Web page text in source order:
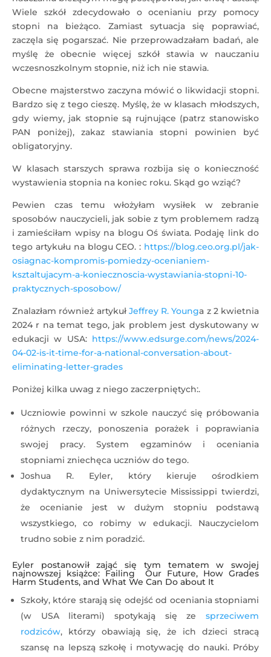
Wiele szkół zdecydowało o ocenianiu przy pomocy
stopni na bieżąco. Zamiast sytuacja się poprawiać,
zaczęla się pogarszać. Nie przeprowadzałam badań, ale
myślę że obecnie więcej szkół stawia w nauczaniu
wczesnoszkolnym stopnie, niż ich nie stawia.
Obecne majsterstwo zaczyna mówić o likwidacji stopni.
Bardzo się z tego cieszę. Myślę, że w klasach młodszych,
gdy wiemy, jak stopnie są rujnujące (patrz stanowisko
PAN poniżej), zakaz stawiania stopni powinien być
obligatoryjny.
W klasach starszych sprawa rozbija się o konieczność
wystawienia stopnia na koniec roku. Skąd go wziąć?
Pewien czas temu włożyłam wysiłek w zebranie
sposobów nauczycieli, jak sobie z tym problemem radzą
i zamieściłam wpisy na blogu Oś świata. Podaję link do
tego artykułu na blogu CEO. : https://blog.ceo.org.pl/jak-
osiagnac-kompromis-pomiedzy-ocenianiem-
ksztaltujacym-a-koniecznoscia-wystawiania-stopni-10-
praktycznych-sposobow/
Znalazłam również artykuł Jeffrey R. Younga z 2 kwietnia
2024 r na temat tego, jak problem jest dyskutowany w
edukacji w USA: https://www.edsurge.com/news/2024-
04-02-is-it-time-for-a-national-conversation-about-
eliminating-letter-grades
Poniżej kilka uwag z niego zaczerpniętych:.
Uczniowie powinni w szkole nauczyć się próbowania
różnych rzeczy, ponoszenia porażek i poprawiania
swojej pracy. System egzaminów i oceniania
stopniami zniechęca uczniów do tego.
Joshua R. Eyler, który kieruje ośrodkiem
dydaktycznym na Uniwersytecie Mississippi twierdzi,
że ocenianie jest w dużym stopniu podstawą
wszystkiego, co robimy w edukacji. Nauczycielom
trudno sobie z nim poradzić.
Eyler postanowił zająć się tym tematem w swojej
najnowszej książce: Failing Our Future, How Grades
Harm Students, and What We Can Do about It
Szkoły, które starają się odejść od oceniania stopniami
(w USA literami) spotykają się ze sprzeciwem
rodziców, którzy obawiają się, że ich dzieci stracą
szansę na lepszą szkołę i motywację do nauki. Próby